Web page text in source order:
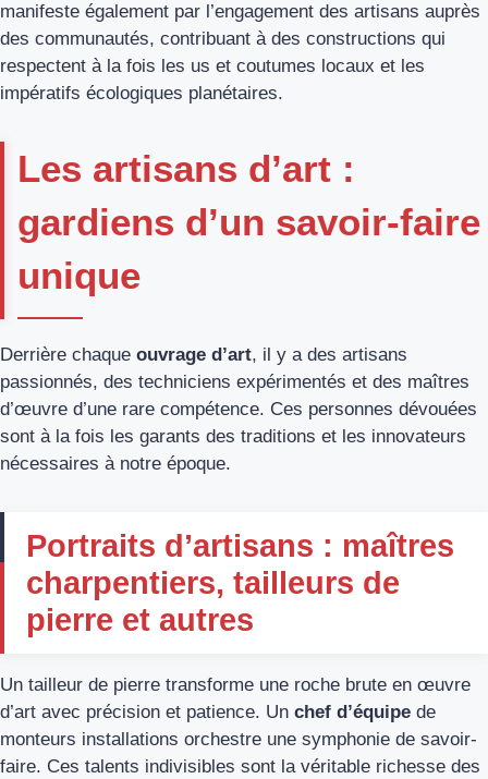
manifeste également par l’engagement des artisans auprès
des communautés, contribuant à des constructions qui
respectent à la fois les us et coutumes locaux et les
impératifs écologiques planétaires.
Les artisans d’art :
gardiens d’un savoir-faire
unique
Derrière chaque ouvrage d’art, il y a des artisans
passionnés, des techniciens expérimentés et des maîtres
d’œuvre d’une rare compétence. Ces personnes dévouées
sont à la fois les garants des traditions et les innovateurs
nécessaires à notre époque.
Portraits d’artisans : maîtres
charpentiers, tailleurs de
pierre et autres
Un tailleur de pierre transforme une roche brute en œuvre
d’art avec précision et patience. Un chef d’équipe de
monteurs installations orchestre une symphonie de savoir-
faire. Ces talents indivisibles sont la véritable richesse des